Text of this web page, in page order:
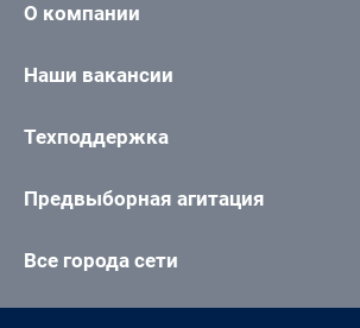
О компании
Наши вакансии
Техподдержка
Предвыборная агитация
Все города сети